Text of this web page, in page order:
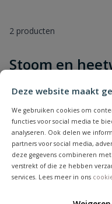
Deze website maakt
We gebruiken cookies om
functies voor social media te
analyseren. Ook delen we
partners voor social media,
deze gegevens combineren
verstrekt of die ze hebben
services. Lees meer in ons
2 producten
Stoom en
Een stoom- en
speciaal is ontworpen
weerstaan en stoom
verschillende